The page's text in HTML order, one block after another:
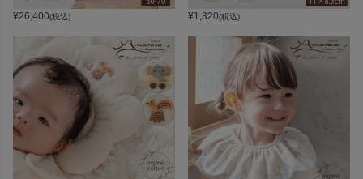
¥26,400(税込) ¥1,320(税込)